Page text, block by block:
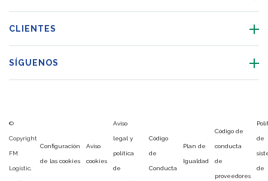
CLIENTES
SÍGUENOS
©
Copyright
FM
Logistic,
Configuración
de las cookies
Aviso
cookies
Aviso
legal y
política
de
Código
de
Conducta
Plan de
Igualdad
Código de
conducta
de
proveedores
de
de